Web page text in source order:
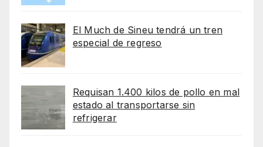
El Much de Sineu tendrá un tren
especial de regreso
Requisan 1.400 kilos de pollo en mal
estado al transportarse sin
refrigerar